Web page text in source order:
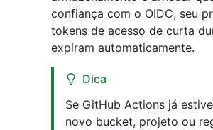
confiança com o OIDC, seu
tokens de acesso de curta
expiram automaticamente.
Dica
Se GitHub Actions já
novo bucket, projeto ou